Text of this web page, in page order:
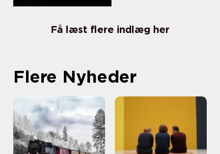
Få læst flere indlæg her
Flere Nyheder